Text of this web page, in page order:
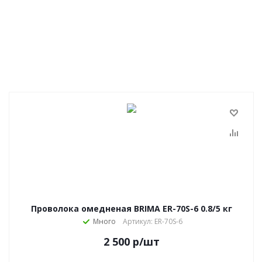
Проволока омедненая BRIMA ER-70S-6 0.8/5 кг
Много Артикул: ER-70S-6
2 500 р/шт